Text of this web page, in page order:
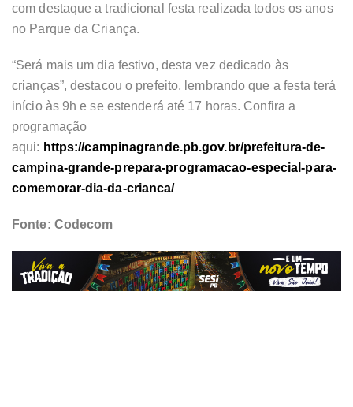
com destaque a tradicional festa realizada todos os anos
no Parque da Criança.
“Será mais um dia festivo, desta vez dedicado às
crianças”, destacou o prefeito, lembrando que a festa terá
início às 9h e se estenderá até 17 horas. Confira a
programação
aqui: https://campinagrande.pb.gov.br/prefeitura-de-
campina-grande-prepara-programacao-especial-para-
comemorar-dia-da-crianca/
Fonte: Codecom